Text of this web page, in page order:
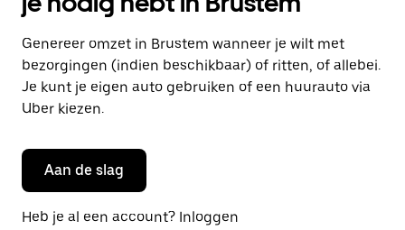
Genereer omzet in Brustem wanneer je wilt met
bezorgingen (indien beschikbaar) of ritten, of allebei.
Je kunt je eigen auto gebruiken of een huurauto via
Uber kiezen.
Aan de slag
Heb je al een account? Inloggen